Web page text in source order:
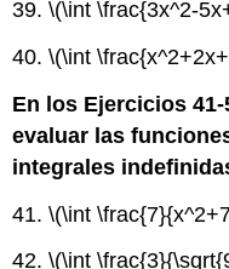
39.\(\int \frac{3x^2-
40.\(\int
En los Ejercicios
evaluar las
integrales
41.\(\int
42.\(\int